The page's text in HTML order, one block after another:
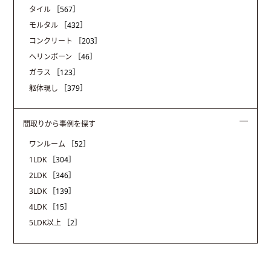
タイル
［567］
モルタル
［432］
コンクリート
［203］
ヘリンボーン
［46］
ガラス
［123］
躯体現し
［379］
間取りから事例を探す
ワンルーム
［52］
1LDK
［304］
2LDK
［346］
3LDK
［139］
4LDK
［15］
5LDK以上
［2］